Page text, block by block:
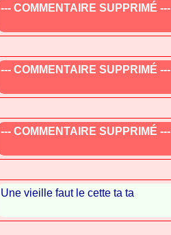
--- COMMENTAIRE SUPPRIMÉ ---
--- COMMENTAIRE SUPPRIMÉ ---
--- COMMENTAIRE SUPPRIMÉ ---
Une vieille faut le cette ta ta